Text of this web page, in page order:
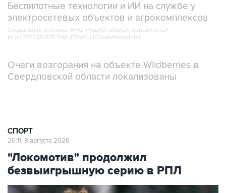
Беспилотные технологии и ИИ на службе у
электросетевых объектов и агрокомплексов
Социальная реклама, АНО «Национальные приоритеты».
ИНН 7725383515 Erid: F7NfYUJCUneVdwcydK6A
Очаги возгорания на объекте Wildberries в
Свердловской области локализованы
СПОРТ
20:11, 8 августа 2026
"Локомотив" продолжил
безвыигрышную серию в РПЛ